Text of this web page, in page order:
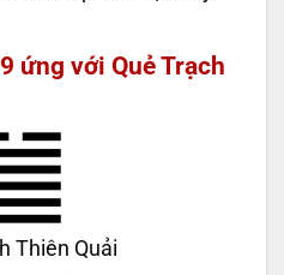
ứng với Quẻ Trạch
Thiên Quải